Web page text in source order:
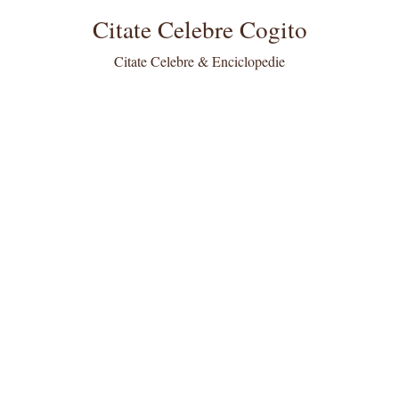
Citate Celebre Cogito
Citate Celebre & Enciclopedie